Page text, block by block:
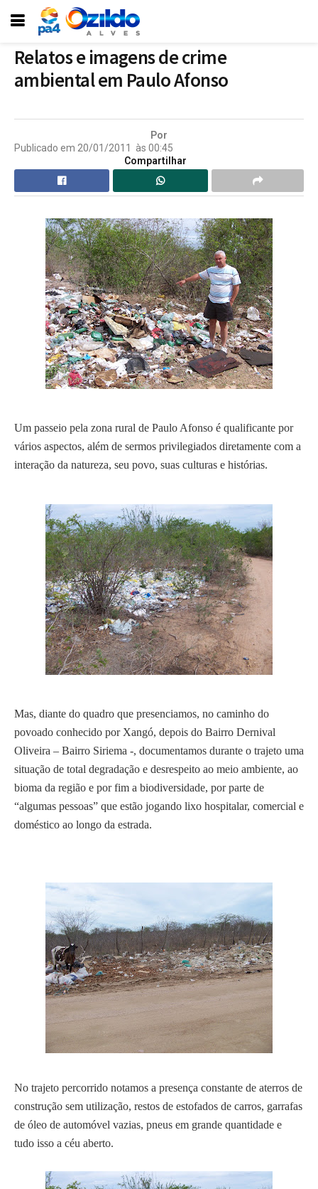
Relatos e imagens de crime
ambiental em Paulo Afonso
Por
Publicado em 20/01/2011 às 00:45
Compartilhar
Um passeio pela zona rural de Paulo Afonso é qualificante por
vários aspectos, além de sermos privilegiados diretamente com a
interação da natureza, seu povo, suas culturas e histórias.
Mas, diante do quadro que presenciamos, no caminho do
povoado conhecido por Xangó, depois do Bairro Dernival
Oliveira – Bairro Siriema -, documentamos durante o trajeto uma
situação de total degradação e desrespeito ao meio ambiente, ao
bioma da região e por fim a biodiversidade, por parte de
“algumas pessoas” que estão jogando lixo hospitalar, comercial e
doméstico ao longo da estrada.
No trajeto percorrido notamos a presença constante de aterros de
construção sem utilização, restos de estofados de carros, garrafas
de óleo de automóvel vazias, pneus em grande quantidade e
tudo isso a céu aberto.